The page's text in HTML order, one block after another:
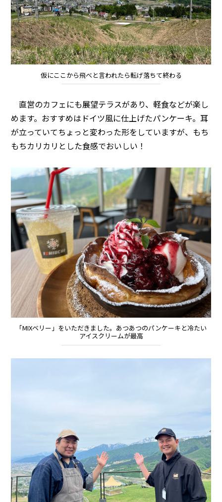
仮にここから飛べと言われたら転げ落ちて終わる
直営のカフェにも展望テラスがあり、軽食などが楽し
めます。おすすめはドイツ風に仕上げたパンケーキ。耳
が立っていてちょっと変わった形をしていますが、もち
もちカリカリとした食感でおいしい！
「MIXベリー」をいただきました。あつあつのパンケーキと冷たい
アイスクリームが最高